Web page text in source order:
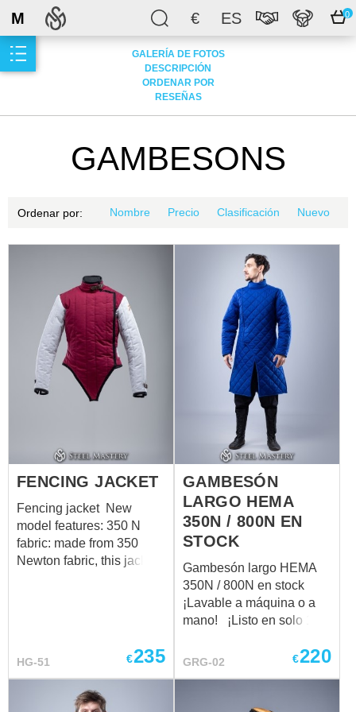
€ ES 0
M
GALERÍA DE FOTOS
DESCRIPCIÓN
ORDENAR POR
RESEÑAS
GAMBESONS
Ordenar por: Nombre Precio Clasificación Nuevo
FENCING JACKET
Fencing jacket New
model features: 350 N
fabric: made from 350
Newton fabric, this jacket
protection: the jacket
features an
overlapping on the chest,
HG-51 €235
GAMBESÓN
LARGO HEMA
350N / 800N EN
STOCK
Gambesón largo HEMA
350N / 800N en stock
¡Lavable a máquina o a
mano! ¡Listo en solo 1
largo está diseñado para
protección certificada
GRG-02 €220